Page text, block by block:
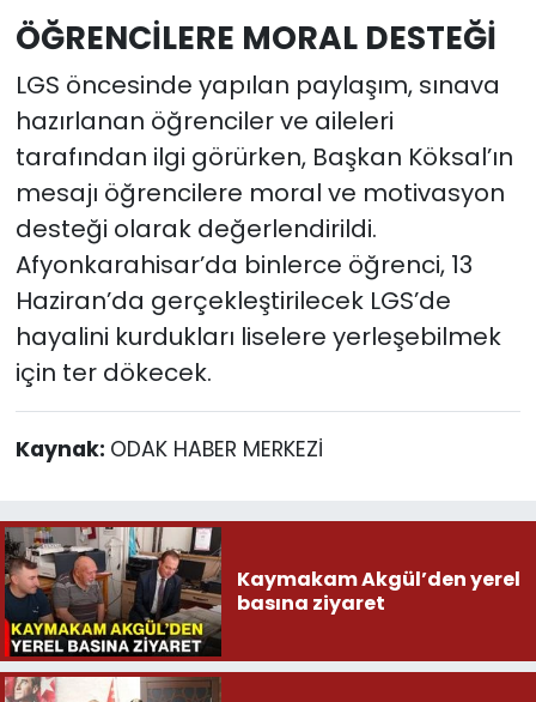
ÖĞRENCİLERE MORAL DESTEĞİ
LGS öncesinde yapılan paylaşım, sınava
hazırlanan öğrenciler ve aileleri
tarafından ilgi görürken, Başkan Köksal’ın
mesajı öğrencilere moral ve motivasyon
desteği olarak değerlendirildi.
Afyonkarahisar’da binlerce öğrenci, 13
Haziran’da gerçekleştirilecek LGS’de
hayalini kurdukları liselere yerleşebilmek
için ter dökecek.
Kaynak: ODAK HABER MERKEZİ
Kaymakam Akgül’den yerel
basına ziyaret